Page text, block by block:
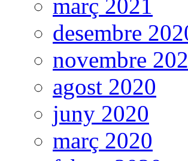
març 2021
desembre
novembre
agost 2020
juny 2020
març 2020